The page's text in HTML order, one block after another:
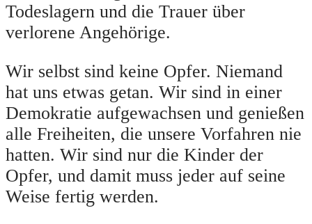
Todeslagern und die Trauer über
verlorene Angehörige.
Wir selbst sind keine Opfer. Niemand
hat uns etwas getan. Wir sind in einer
Demokratie aufgewachsen und genießen
alle Freiheiten, die unsere Vorfahren nie
hatten. Wir sind nur die Kinder der
Opfer, und damit muss jeder auf seine
Weise fertig werden.